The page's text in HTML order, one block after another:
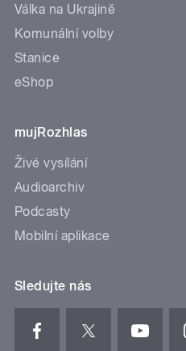
Válka na Ukrajině
Komunální volby
Stanice
eShop
mujRozhlas
Živé vysílání
Audioarchiv
Podcasty
Mobilní aplikace
Sledujte nás